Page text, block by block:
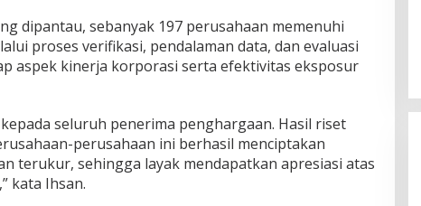
dipantau, sebanyak 197 perusahaan memenuhi
proses verifikasi, pendalaman data, dan evaluasi
aspek kinerja korporasi serta efektivitas eksposur
seluruh penerima penghargaan. Hasil riset
perusahaan ini berhasil menciptakan
terukur, sehingga layak mendapatkan apresiasi atas
kata Ihsan.